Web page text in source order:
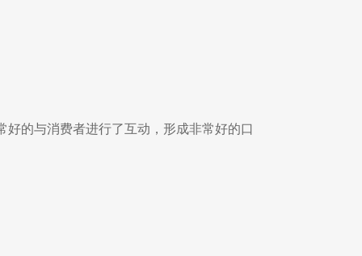
的与消费者进行了互动，形成非常好的口